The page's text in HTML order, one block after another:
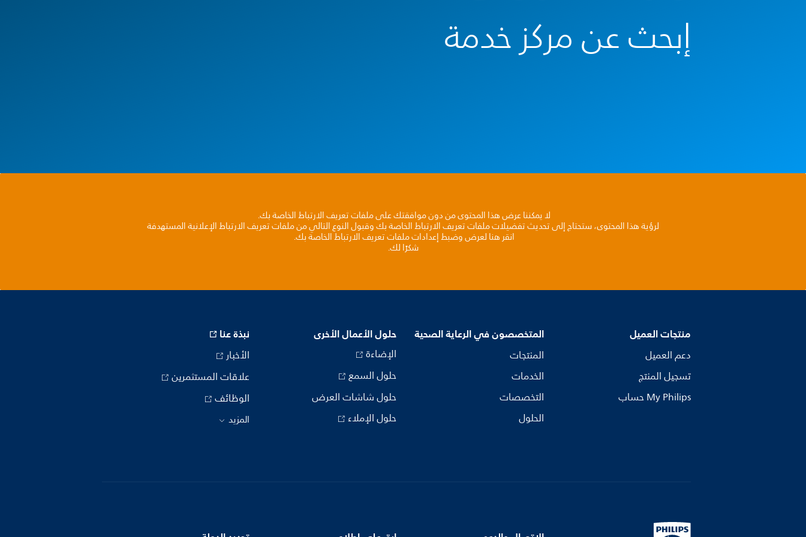
إبحث عن مركز خدمة
لا يمكننا عرض هذا المحتوى من دون موافقتك على ملفات تعريف الارتباط الخاصة بك.
لرؤية هذا المحتوى، ستحتاج إلى تحديث تفضيلات ملفات تعريف الارتباط الخاصة بك وقبول النوع التالي من ملفات تعريف الارتباط الإعلانية المستهدفة
انقر هنا لعرض وضبط إعدادات ملفات تعريف الارتباط الخاصة بك.
شكرًا لك.
منتجات العميل
دعم العميل
تسجيل المنتج
My Philips حساب
المتخصصون في الرعاية الصحية
المنتجات
الخدمات
التخصصات
الحلول
حلول الأعمال الأخرى
الإضاءة
حلول السمع
حلول شاشات العرض
حلول الإملاء
نبذة عنا
الأخبار
علاقات المستثمرين
الوظائف
المزيد